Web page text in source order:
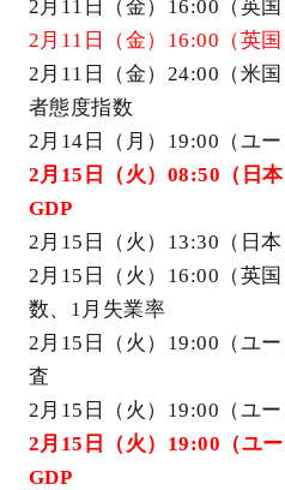
2月11日（金）16:00（英
2月11日（金）16:00（英
2月11日（金）24:00（米
者態度指数
2月14日（月）19:00（ユ
2月15日（火）08:50（日
GDP
2月15日（火）13:30（日
2月15日（火）16:00（英
数、1月失業率
2月15日（火）19:00（ユ
査
2月15日（火）19:00（ユ
2月15日（火）19:00（ユ
GDP